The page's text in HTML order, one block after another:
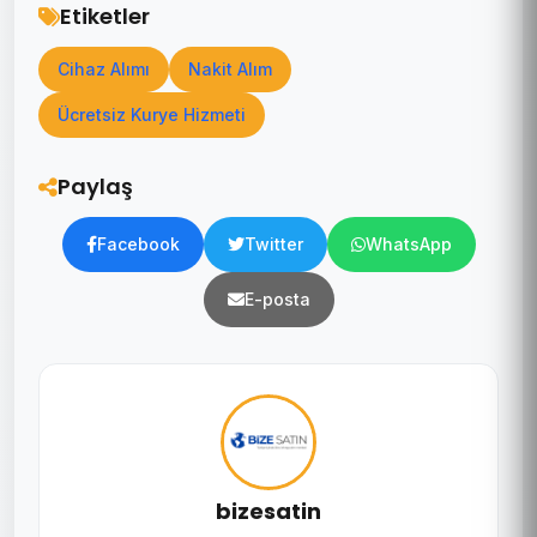
Etiketler
Cihaz Alımı Nakit Alım
Ücretsiz Kurye Hizmeti
Paylaş
Facebook Twitter WhatsApp
E-posta
bizesatin